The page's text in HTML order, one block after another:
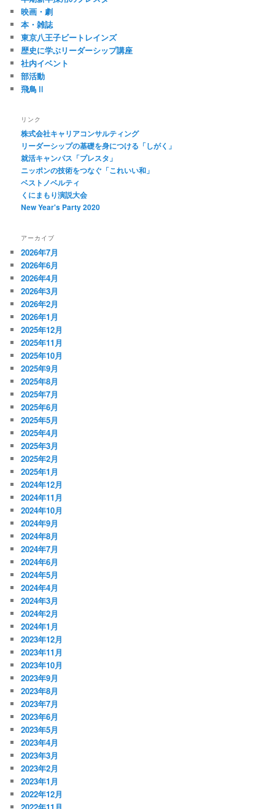
映画・劇
本・雑誌
東京八王子ビートレインズ
歴史に学ぶリーダーシップ講座
社内イベント
部活動
飛鳥Ⅱ
リンク
株式会社キャリアコンサルティング
リーダーシップの基礎を身につける「しがく」
就活キャンパス「プレスタ」
ニッポンの技術をつなぐ「これいい和」
ベストノベルティ
くにまもり演説大会
New Year's Party 2020
アーカイブ
2026年7月
2026年6月
2026年4月
2026年3月
2026年2月
2026年1月
2025年12月
2025年11月
2025年10月
2025年9月
2025年8月
2025年7月
2025年6月
2025年5月
2025年4月
2025年3月
2025年2月
2025年1月
2024年12月
2024年11月
2024年10月
2024年9月
2024年8月
2024年7月
2024年6月
2024年5月
2024年4月
2024年3月
2024年2月
2024年1月
2023年12月
2023年11月
2023年10月
2023年9月
2023年8月
2023年7月
2023年6月
2023年5月
2023年4月
2023年3月
2023年2月
2023年1月
2022年12月
2022年11月